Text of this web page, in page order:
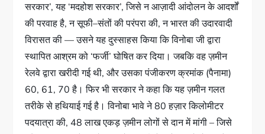
सरकार’, यह ‘मदहोश सरकार’, जिसे न आज़ादी आंदोलन के आदर्शों
की परवाह है, न सूफी–संतों की परंपरा की, न भारत की उदारवादी
विरासत की — उसने यह दुस्साहस किया कि विनोबा जी द्वारा
स्थापित आश्रम को ‘फर्जी’ घोषित कर दिया। जबकि वह ज़मीन
रेलवे द्वारा खरीदी गई थी, और उसका पंजीकरण क्रमांक (पैनामा)
60, 61, 70 है। फिर भी सरकार ने कहा कि यह ज़मीन गलत
तरीके से हथियाई गई है। विनोबा भावे ने 80 हज़ार किलोमीटर
पदयात्रा की, 48 लाख एकड़ ज़मीन लोगों से दान में मांगी – जिसे